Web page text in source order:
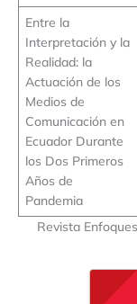
Entre la
Interpretación y la
Realidad: la
Actuación de los
Medios de
Comunicación en
Ecuador Durante
los Dos Primeros
Años de
Pandemia
Revista